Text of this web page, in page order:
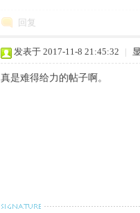
回复
发表于 2017-11-8 21:45:32 |
真是难得给力的帖子啊。